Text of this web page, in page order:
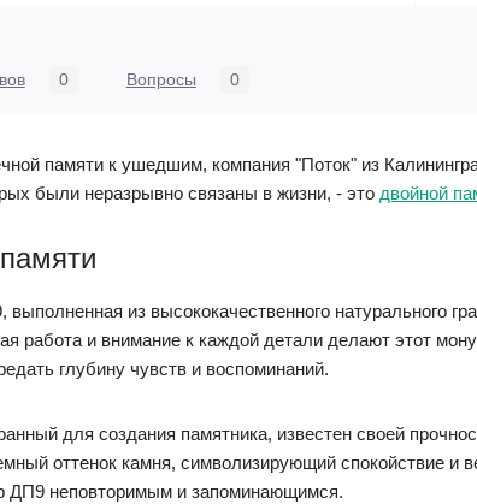
0 Вопросы 0
памяти к ушедшим, компания "Поток" из
были неразрывно связаны в жизни, - это двойной
из высококачественного натурального
работа и внимание к каждой детали делают этот
глубину чувств и воспоминаний.
для создания памятника, известен своей
оттенок камня, символизирующий спокойствие и
ДП9 неповторимым и запоминающимся.